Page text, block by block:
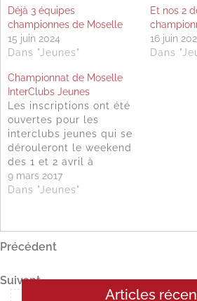
Déjà 3 équipes
championnes de Moselle
15 juin 2024
Dans "Jeunes"
Et nos 2
16 juin
Dans
Championnat de Moselle
InterClubs Jeunes
Les inscriptions ont été
ouvertes pour les
interclubs jeunes qui se
dérouleront le weekend
des 1 et 2 avril à
Sarreguemines. Les
équipes doivent être
pouvez former des
équipes poussines,
cadettes. Les équipes
championnes seront
9 mars 2017
Dans "Jeunes"
Navigation
l’article
Article
Précédent
Article
suivant
Suivant
Articles